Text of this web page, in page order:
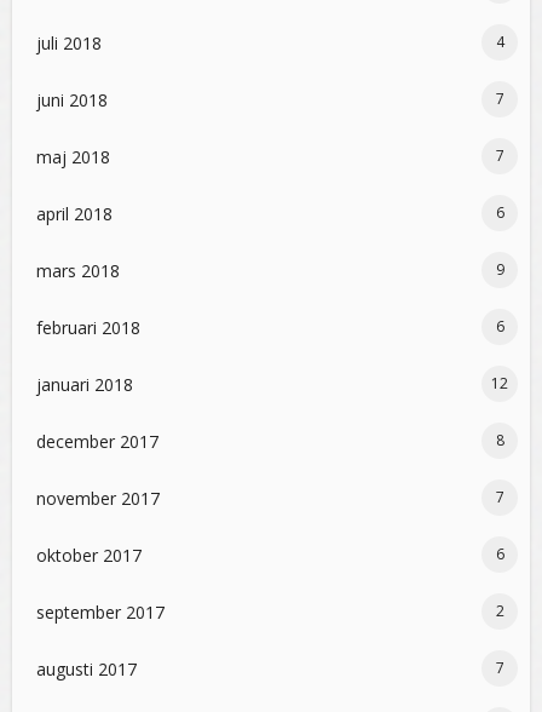
juli 2018 4
juni 2018 7
maj 2018 7
april 2018 6
mars 2018 9
februari 2018 6
januari 2018 12
december 2017 8
november 2017 7
oktober 2017 6
september 2017 2
augusti 2017 7